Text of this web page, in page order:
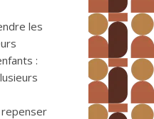
les
:
repenser